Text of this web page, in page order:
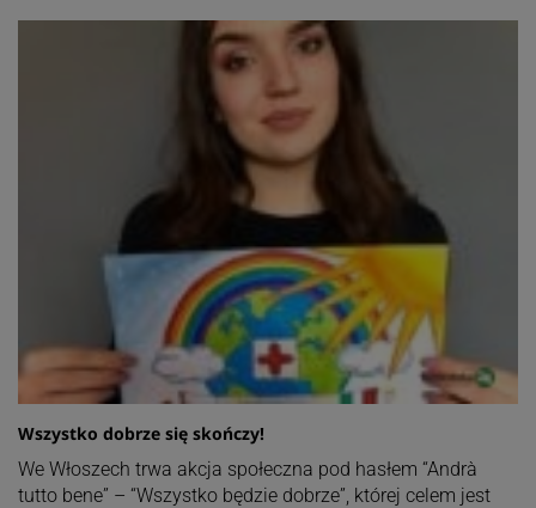
Wszystko dobrze się skończy!
We Włoszech trwa akcja społeczna pod hasłem “Andrà
tutto bene” – “Wszystko będzie dobrze”, której celem jest